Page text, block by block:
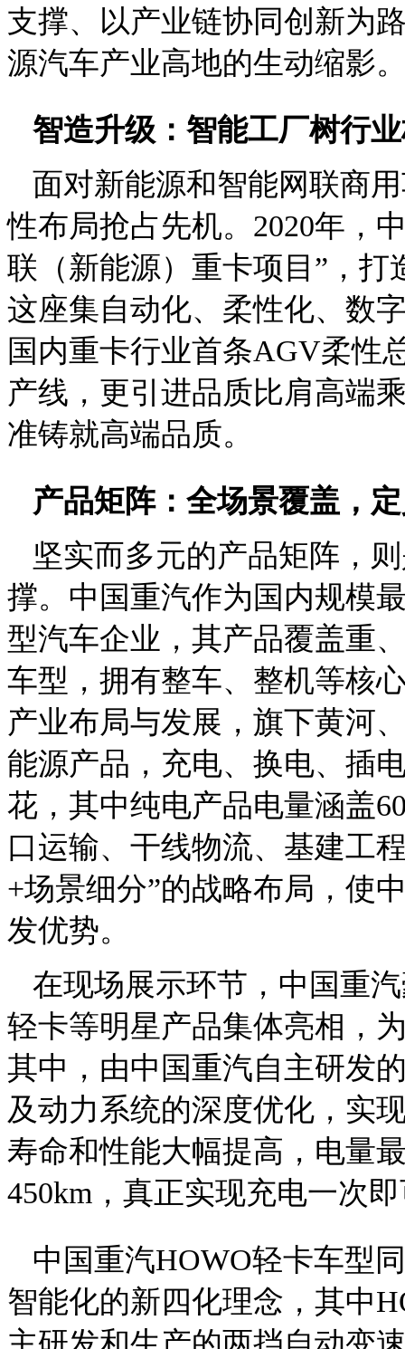
支撑、以产业链协同创新为
源汽车产业高地的生动缩影
智造升级：智能工厂树行
面对新能源和智能网联商
性布局抢占先机。2020年，
联（新能源）重卡项目”，
这座集自动化、柔性化、数
国内重卡行业首条AGV柔性
产线，更引进品质比肩高端
准铸就高端品质。
产品矩阵：全场景覆盖，
坚实而多元的产品矩阵，
撑。中国重汽作为国内规模
型汽车企业，其产品覆盖重
车型，拥有整车、整机等核
产业布局与发展，旗下黄河
能源产品，充电、换电、插
花，其中纯电产品电量涵盖
口运输、干线物流、基建工
+场景细分”的战略布局，使
发优势。
在现场展示环节，中国重
轻卡等明星产品集体亮相，
其中，由中国重汽自主研发
及动力系统的深度优化，实
寿命和性能大幅提高，电量
450km，真正实现充电一次
中国重汽HOWO轻卡车型
智能化的新四化理念，其中